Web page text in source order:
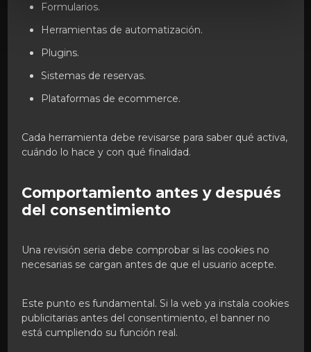
Formularios.
Herramientas de automatización.
Plugins.
Sistemas de reservas.
Plataformas de ecommerce.
Cada herramienta debe revisarse para saber qué activa,
cuándo lo hace y con qué finalidad.
Comportamiento antes y después
del consentimiento
Una revisión seria debe comprobar si las cookies no
necesarias se cargan antes de que el usuario acepte.
Este punto es fundamental. Si la web ya instala cookies
publicitarias antes del consentimiento, el banner no
está cumpliendo su función real.